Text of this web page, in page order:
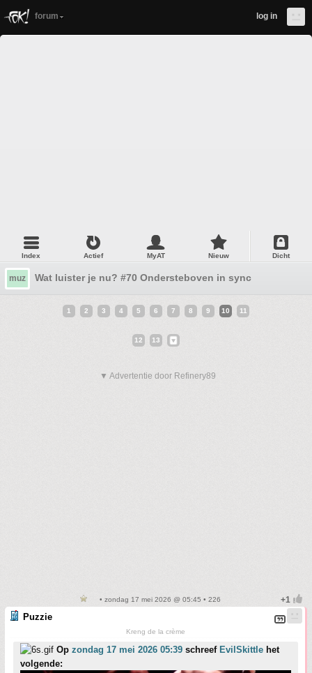
forum log in
Index Actief MyAT Nieuw Dicht
muz Wat luister je nu? #70 Ondersteboven in sync
1 2 3 4 5 6 7 8 9 10 11
12 13
▼ Advertentie door Refinery89
• zondag 17 mei 2026 @ 05:45 • 226
Puzzie
Kreng de la crème
Op zondag 17 mei 2026 05:39 schreef EvilSkittle het
volgende: